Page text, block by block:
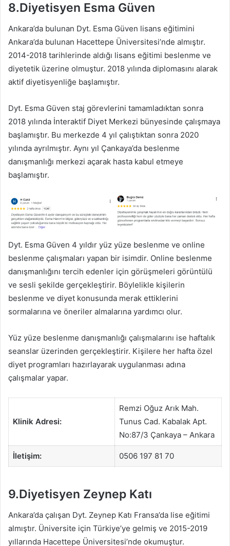
8.Diyetisyen Esma Güven
Ankara’da bulunan Dyt. Esma Güven lisans eğitimini
Ankara’da bulunan Hacettepe Üniversitesi’nde almıştır.
2014-2018 tarihlerinde aldığı lisans eğitimi beslenme ve
diyetetik üzerine olmuştur. 2018 yılında diplomasını alarak
aktif diyetisyenliğe başlamıştır.
Dyt. Esma Güven staj görevlerini tamamladıktan sonra
2018 yılında İnteraktif Diyet Merkezi bünyesinde çalışmaya
başlamıştır. Bu merkezde 4 yıl çalıştıktan sonra 2020
yılında ayrılmıştır. Aynı yıl Çankaya’da beslenme
danışmanlığı merkezi açarak hasta kabul etmeye
başlamıştır.
Dyt. Esma Güven 4 yıldır yüz yüze beslenme ve online
beslenme çalışmaları yapan bir isimdir. Online beslenme
danışmanlığını tercih edenler için görüşmeleri görüntülü
ve sesli şekilde gerçekleştirir. Böylelikle kişilerin
beslenme ve diyet konusunda merak ettiklerini
sormalarına ve öneriler almalarına yardımcı olur.
Yüz yüze beslenme danışmanlığı çalışmalarını ise haftalık
seanslar üzerinden gerçekleştirir. Kişilere her hafta özel
diyet programları hazırlayarak uygulanması adına
çalışmalar yapar.
Klinik Adresi:
Remzi Oğuz Arık Mah.
Tunus Cad. Kabalak Apt.
No:87/3 Çankaya – Ankara
İletişim: 0506 197 81 70
9.Diyetisyen Zeynep Katı
Ankara’da çalışan Dyt. Zeynep Katı Fransa’da lise eğitimi
almıştır. Üniversite için Türkiye’ye gelmiş ve 2015-2019
yıllarında Hacettepe Üniversitesi’nde okumuştur.